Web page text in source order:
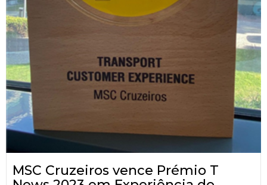
MSC Cruzeiros vence Prémio T